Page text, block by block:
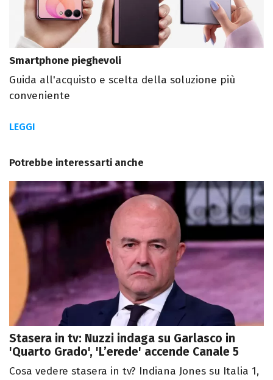
Smartphone pieghevoli
Guida all'acquisto e scelta della soluzione più
conveniente
LEGGI
Potrebbe interessarti anche
Stasera in tv: Nuzzi indaga su Garlasco in
'Quarto Grado', 'L’erede' accende Canale 5
Cosa vedere stasera in tv? Indiana Jones su Italia 1,